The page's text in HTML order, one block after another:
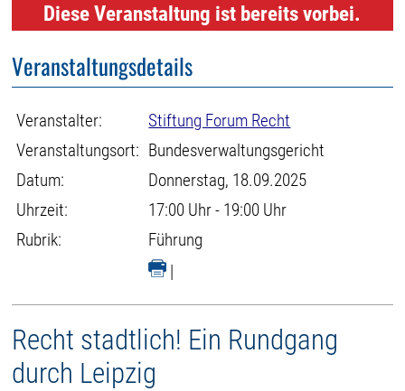
Diese Veranstaltung ist bereits vorbei.
Veranstaltungsdetails
Veranstalter:
Stiftung Forum Recht
Veranstaltungsort: Bundesverwaltungsgericht
Datum:
Donnerstag, 18.09.2025
Uhrzeit:
17:00 Uhr - 19:00 Uhr
Rubrik:
Führung
|
Recht stadtlich! Ein Rundgang
durch Leipzig